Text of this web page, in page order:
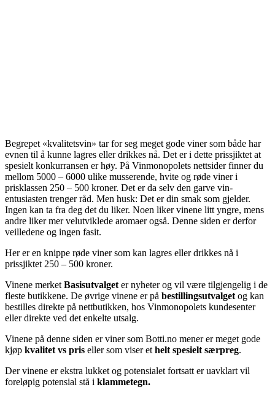
Begrepet «kvalitetsvin» tar for seg meget gode viner som både har
evnen til å kunne lagres eller drikkes nå. Det er i dette prissjiktet at
spesielt konkurransen er høy. På Vinmonopolets nettsider finner du
mellom 5000 – 6000 ulike musserende, hvite og røde viner i
prisklassen 250 – 500 kroner. Det er da selv den garve vin-
entusiasten trenger råd. Men husk: Det er din smak som gjelder.
Ingen kan ta fra deg det du liker. Noen liker vinene litt yngre, mens
andre liker mer velutviklede aromaer også. Denne siden er derfor
veilledene og ingen fasit.
Her er en knippe røde viner som kan lagres eller drikkes nå i
prissjiktet 250 – 500 kroner.
Vinene merket Basisutvalget er nyheter og vil være tilgjengelig i de
fleste butikkene. De øvrige vinene er på bestillingsutvalget og kan
bestilles direkte på nettbutikken, hos Vinmonopolets kundesenter
eller direkte ved det enkelte utsalg.
Vinene på denne siden er viner som Botti.no mener er meget gode
kjøp kvalitet vs pris eller som viser et helt spesielt særpreg.
Der vinene er ekstra lukket og potensialet fortsatt er uavklart vil
foreløpig potensial stå i klammetegn.